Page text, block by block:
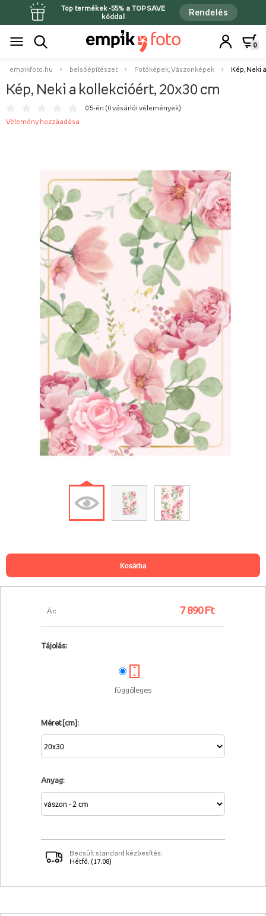
Top termékek -55% a TOPSAVE
kóddal
Rendelés
0
empikfoto.hu belsőépítészet Fotóképek, Vászonképek Kép, Neki
Kép, Neki a kollekcióért, 20x30 cm
0 5-én (0 vásárlói vélemények)
Vélemény hozzáadása
Ár: 7 890 Ft
Tájolás:
függőleges
Méret [cm]:
Anyag:
Becsült standard kézbesítés:
Hétfő. (17.08)
kosárba